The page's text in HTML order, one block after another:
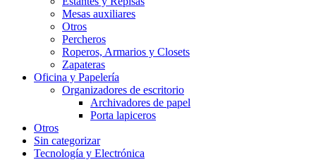
Mesas auxiliares
Otros
Percheros
Roperos, Armarios y Closets
Zapateras
Oficina y Papelería
Organizadores de escritorio
Archivadores de papel
Porta lapiceros
Otros
Sin categorizar
Tecnología y Electrónica